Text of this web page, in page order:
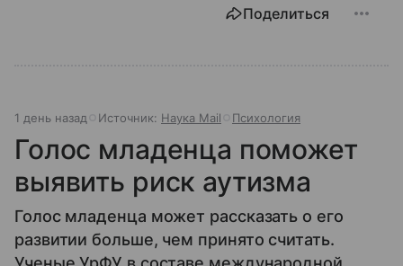
Поделиться
1 день назад Источник: Наука Mail Психология
Голос младенца поможет
выявить риск аутизма
Голос младенца может рассказать о его
развитии больше, чем принято считать.